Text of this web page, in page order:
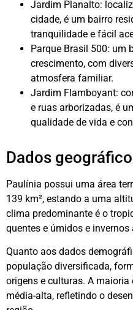
Jardim Planalto:
cidade, é um bairro
tranquilidade e fácil
Parque Brasil 500: um
crescimento, com
atmosfera familiar.
Jardim Flamboyant:
e ruas arborizadas, é
qualidade de vida e
Dados
Paulínia possui uma área
139 km², estando a uma
clima predominante é o
quentes e úmidos e invernos
Quanto aos dados
população diversificada,
origens e culturas. A
média-alta, refletindo o